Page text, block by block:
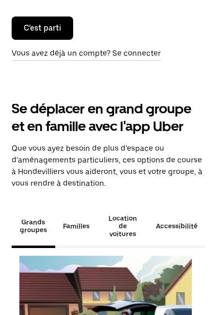
C'est parti
Vous avez déjà un compte? Se connecter
Se déplacer en grand groupe
et en famille avec l'app Uber
Que vous ayez besoin de plus d’espace ou
d’aménagements particuliers, ces options de course
à Hondevilliers vous aideront, vous et votre groupe, à
vous rendre à destination.
Grands
groupes
Familles
Location
de
voitures
Accessibilité